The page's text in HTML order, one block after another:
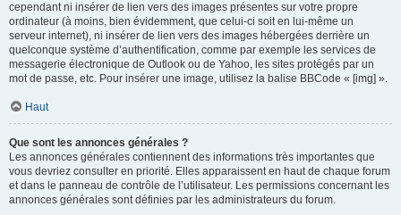
cependant ni insérer de lien vers des images présentes sur votre propre
ordinateur (à moins, bien évidemment, que celui-ci soit en lui-même un
serveur internet), ni insérer de lien vers des images hébergées derrière un
quelconque système d’authentification, comme par exemple les services de
messagerie électronique de Outlook ou de Yahoo, les sites protégés par un
mot de passe, etc. Pour insérer une image, utilisez la balise BBCode « [img] ».
Haut
Que sont les annonces générales ?
Les annonces générales contiennent des informations très importantes que
vous devriez consulter en priorité. Elles apparaissent en haut de chaque forum
et dans le panneau de contrôle de l’utilisateur. Les permissions concernant les
annonces générales sont définies par les administrateurs du forum.